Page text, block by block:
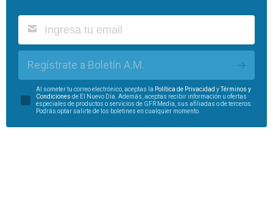
Regístrate a Boletín A.M.
Al someter tu correo electrónico, aceptas la Política de Privacidad yTérminos y
Condiciones de El Nuevo Día. Además, aceptas recibir información u ofertas
especiales de productos o servicios de GFR Media, sus afiliadas o de terceros.
Podrás optar salirte de los boletines en cualquier momento.